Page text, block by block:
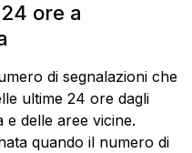
ore a
di segnalazioni che
ultime 24 ore dagli
e delle aree vicine.
quando il numero di